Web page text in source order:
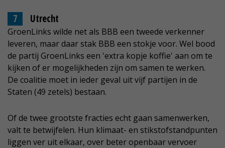
Utrecht
GroenLinks wilde net als BBB een tweede verkenner
leveren, maar daar stak BBB een stokje voor. Wel bood
de partij GroenLinks een 'extra kopje koffie' aan om te
kijken of er mogelijkheden zijn om samen te werken.
De coalitie moet in ieder geval uit vijf partijen in de
Staten (49 zetels) bestaan.
Of de twee grootste fracties echt gaan samenwerken,
valt te betwijfelen. Hun klimaat- en stikstofstandpunten
liggen ver uit elkaar, over beter openbaar vervoer